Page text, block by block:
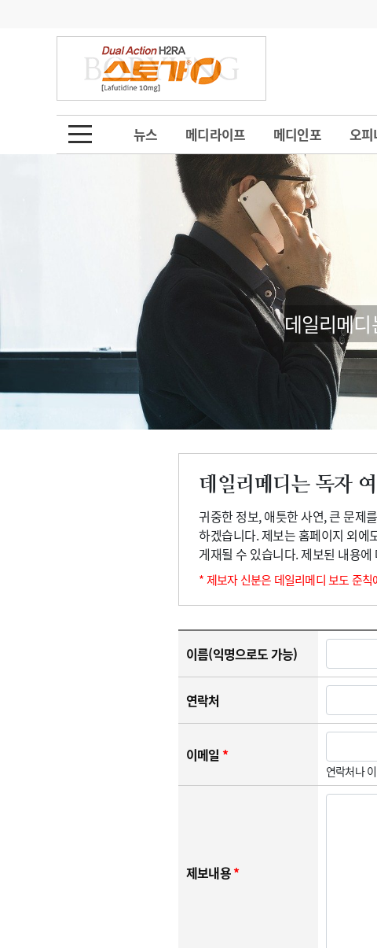
뉴스 메디라이프 메디인포 오피
금주의 검색어
1
의사인력 수급 추계
2
성분명 처방
3
AI의료
4
전공의 모집 결과
의사국시 합격률
메디인포
오피니언 칼럼
인물 초대석 피플
포토뉴스
지역병원 중소병원
행정처분 판례
학회·연수강좌 학회/연수강좌 행사
법적고지
데일리메
데일리메디는 독자
귀중한 정보, 애틋한 사연, 큰 문제
하겠습니다. 제보는 홈페이지 외에
게재될 수 있습니다. 제보된 내용
* 제보자 신분은 데일리메디 보도 준
이름(익명으로도 가능)
연락처
이메일 *
연락처나
제보내용*